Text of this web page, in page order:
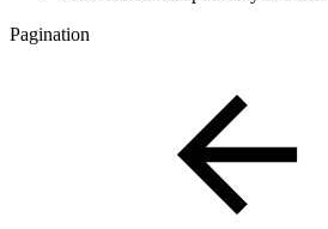
Pagination